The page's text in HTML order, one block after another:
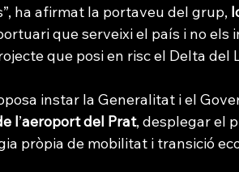
ha afirmat la portaveu del grup,
que serveixi el país i no els
que posi en risc el Delta del
instar la Generalitat i el
l’aeroport del Prat, desplegar el
pròpia de mobilitat i transició